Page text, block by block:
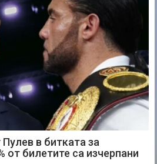
в битката за
от билетите са изчерпани